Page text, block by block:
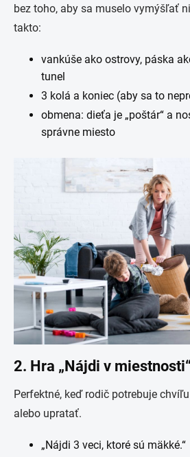
bez toho, aby sa muselo vymýšľať
takto:
vankúše ako ostrovy, páska
tunel
3 kolá a koniec (aby sa to
obmena: dieťa je „poštár“ a
správne miesto
2. Hra „Nájdi v miestnosti“
Perfektné, keď rodič potrebuje
alebo upratať.
„Nájdi 3 veci, ktoré sú mäkké.“